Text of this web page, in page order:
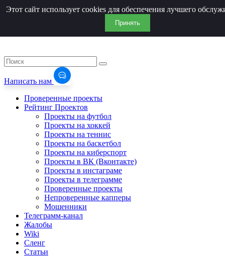
Написать нам
Проверенные проекты
Рейтинг Проектов
Проекты на футбол
Проекты на хоккей
Проекты на теннис
Проекты на баскетбол
Проекты на киберспорт
Проекты в ВК (Вконтакте)
Проекты в инстаграме
Проекты в телеграмме
Проверенные проекты
Непроверенные капперы
Мошенники
Телеграмм-канал
Жалобы
Wiki
Сленг
Статьи
Этот сайт использует cookies для обеспечения лучшего
Принять